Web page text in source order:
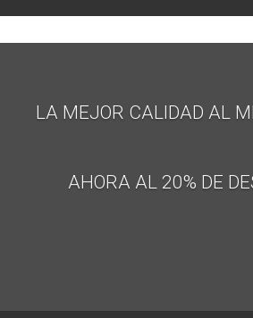
LA MEJOR CALIDAD AL
AHORA AL 20% DE